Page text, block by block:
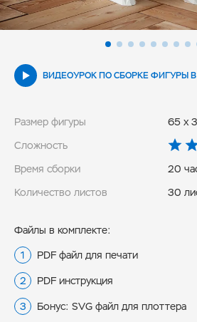
ВИДЕОУРОК ПО СБОРКЕ ФИГУРЫ В
Размер фигуры
65 x
Сложность
Время сборки
20
Количество листов
30
Файлы в комплекте:
PDF файл для печати
PDF инструкция
Бонус: SVG файл для плоттера